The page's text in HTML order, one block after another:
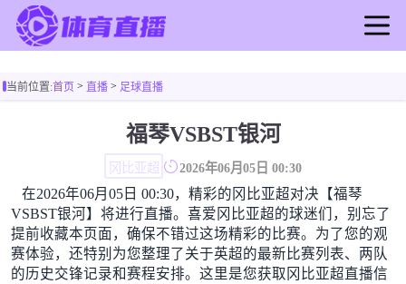
足球直播
足球新闻
篮球新闻
当前位置:首页> 直播> 足球直播
福琴VSBST银河
冈比亚超 2026年06月05日 00:30
在2026年06月05日 00:30，精彩的冈比亚超对决【福琴
VSBST银河】将进行直播。喜爱冈比亚超的球迷们，别忘了
提前收藏本页面，确保不错过这场精彩的比赛。为了您的观
赛体验，还特别为您整理了关于英超的最新比赛列表、两队
的历史交锋记录和赛程安排。这里是您获取冈比亚超直播信